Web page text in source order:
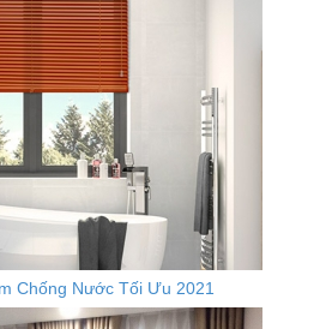
Chống Nước Tối Ưu 2021